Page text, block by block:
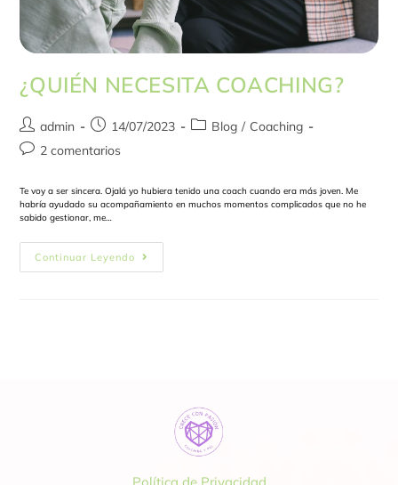
¿QUIÉN NECESITA COACHING?
admin 14/07/2023 Blog / Coaching
2 comentarios
Te voy a ser sincera. Ojalá yo hubiera tenido una coach cuando era más joven. Me
habría ayudado su acompañamiento en muchos momentos complicados que no he
sabido gestionar, me…
Continuar Leyendo